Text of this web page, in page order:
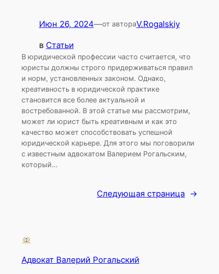
Июн 26, 2024—от автораV.Rogalskiy
в Статьи
В юридической профессии часто считается, что
юристы должны строго придерживаться правил
и норм, установленных законом. Однако,
креативность в юридической практике
становится все более актуальной и
востребованной. В этой статье мы рассмотрим,
может ли юрист быть креативным и как это
качество может способствовать успешной
юридической карьере. Для этого мы поговорили
с известным адвокатом Валерием Рогальским,
который…
Следующая страница →
Адвокат Валерий Рогальский